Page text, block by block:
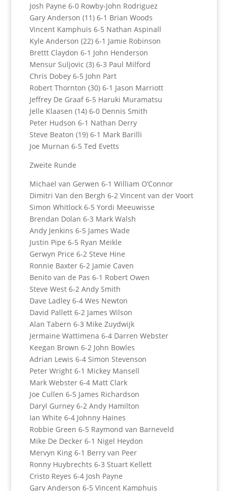
Josh Payne 6-0 Rowby-John Rodriguez
Gary Anderson (11) 6-1 Brian Woods
Vincent Kamphuis 6-5 Nathan Aspinall
Kyle Anderson (22) 6-1 Jamie Robinson
Brettt Claydon 6-1 John Henderson
Mensur Suljovic (3) 6-3 Paul Milford
Chris Dobey 6-5 John Part
Robert Thornton (30) 6-1 Jason Marriott
Jeffrey De Graaf 6-5 Haruki Muramatsu
Jelle Klaasen (14) 6-0 Dennis Smith
Peter Hudson 6-1 Nathan Derry
Steve Beaton (19) 6-1 Mark Barilli
Joe Murnan 6-5 Ted Evetts
Zweite Runde
Michael van Gerwen 6-1 William O’Connor
Dimitri Van den Bergh 6-2 Vincent van der Voort
Simon Whitlock 6-5 Yordi Meeuwisse
Brendan Dolan 6-3 Mark Walsh
Andy Jenkins 6-5 James Wade
Justin Pipe 6-5 Ryan Meikle
Gerwyn Price 6-2 Steve Hine
Ronnie Baxter 6-2 Jamie Caven
Benito van de Pas 6-1 Robert Owen
Steve West 6-2 Andy Smith
Dave Ladley 6-4 Wes Newton
David Pallett 6-2 James Wilson
Alan Tabern 6-3 Mike Zuydwijk
Jermaine Wattimena 6-4 Darren Webster
Keegan Brown 6-2 John Bowles
Adrian Lewis 6-4 Simon Stevenson
Peter Wright 6-1 Mickey Mansell
Mark Webster 6-4 Matt Clark
Joe Cullen 6-5 James Richardson
Daryl Gurney 6-2 Andy Hamilton
Ian White 6-4 Johnny Haines
Robbie Green 6-5 Raymond van Barneveld
Mike De Decker 6-1 Nigel Heydon
Mervyn King 6-1 Berry van Peer
Ronny Huybrechts 6-3 Stuart Kellett
Cristo Reyes 6-4 Josh Payne
Gary Anderson 6-5 Vincent Kamphuis